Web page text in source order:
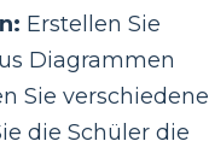
Erstellen Sie
Diagrammen
Sie verschiedene
die Schüler die